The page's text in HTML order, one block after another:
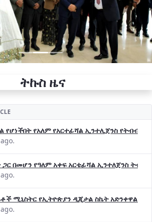
ትኩስ ዜና
የአለም የአርተፊሻል ኢንተሊጀንስ የትብብር
ጋር በመሆን የዓለም አቀፍ አርቴፊሻል ኢንተለጀንስ
ሚኒስትር የኢትዮጵያን ዲጂታል ስኬት አድንቀዋል